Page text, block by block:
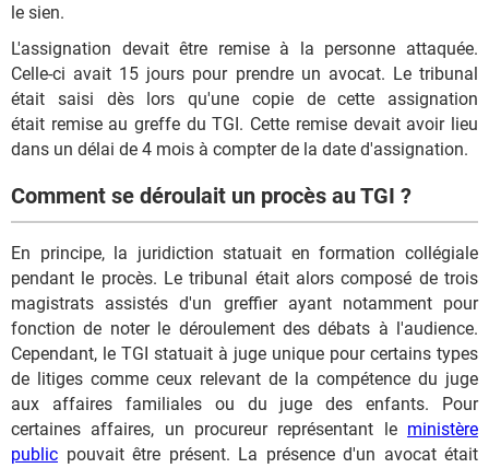
le sien.
L'assignation devait être remise à la personne attaquée.
Celle-ci avait 15 jours pour prendre un avocat. Le tribunal
était saisi dès lors qu'une copie de cette assignation
était remise au greffe du TGI. Cette remise devait avoir lieu
dans un délai de 4 mois à compter de la date d'assignation.
Comment se déroulait un procès au TGI ?
En principe, la juridiction statuait en formation collégiale
pendant le procès. Le tribunal était alors composé de trois
magistrats assistés d'un greffier ayant notamment pour
fonction de noter le déroulement des débats à l'audience.
Cependant, le TGI statuait à juge unique pour certains types
de litiges comme ceux relevant de la compétence du juge
aux affaires familiales ou du juge des enfants. Pour
certaines affaires, un procureur représentant le ministère
public pouvait être présent. La présence d'un avocat était